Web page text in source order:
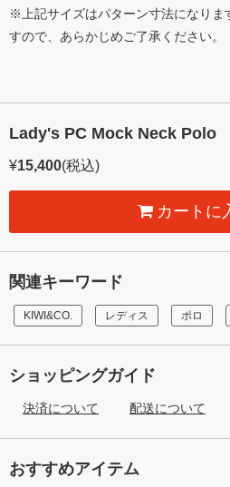
※上記サイズはパターン寸法になりま
すので、あらかじめご了承ください。
Lady's PC Mock Neck Polo
¥15,400(税込)
カートに
関連キーワード
KIWI&CO. レディス ポロ
ショッピングガイド
決済について 配送について
おすすめアイテム